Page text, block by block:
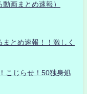
画まとめ速報）
とめ速報！！激しく
こじらせ！50独身処